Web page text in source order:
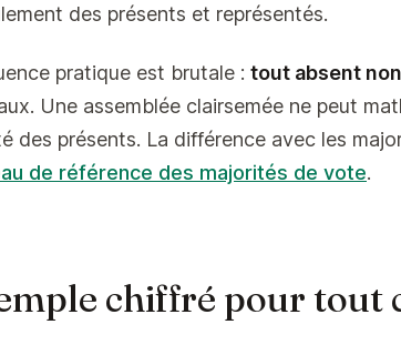
des présents et représentés.
pratique est brutale : tout absent
Une assemblée clairsemée ne peut
des présents. La différence avec les
de référence des majorités de vote.
chiffré pour tout